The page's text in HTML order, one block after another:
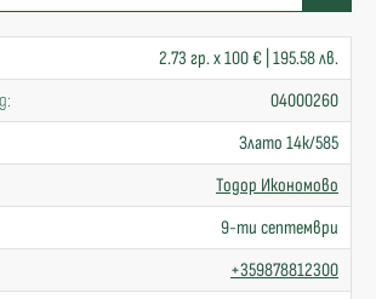
2.73 гр. x 100 € | 195.58 лв.
04000260
Злато 14к/585
Тодор Икономово
9-ти септември
+359878812300